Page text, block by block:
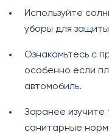
Используйте
уборы для
Ознакомьтесь с
особенно если
автомобиль.
Заранее изучите
санитарные